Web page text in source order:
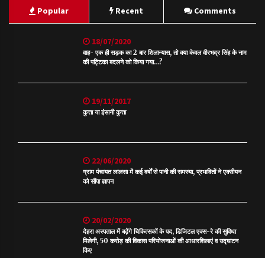
Popular Recent Comments
18/07/2020
वाह- एक ही सड़क का 2 बार शिलान्यास, तो क्या केवल वीरभद्र सिंह के नाम
की पट्टिका बदलने को किया गया…?
19/11/2017
कुत्ता या इंसानी कुत्ता
22/06/2020
ग्राम पंचायत लालसा में कई वर्षों से पानी की समस्या, प्रभावितों ने एक्सीयन
को सौंपा ज्ञापन
20/02/2020
देहरा अस्पताल में बढ़ेंगे चिकित्सकों के पद, डिजिटल एक्स-रे की सुविधा
मिलेगी, 50 करोड़ की विकास परियोजनाओं की आधारशिलाएं व उद्घाटन
किए